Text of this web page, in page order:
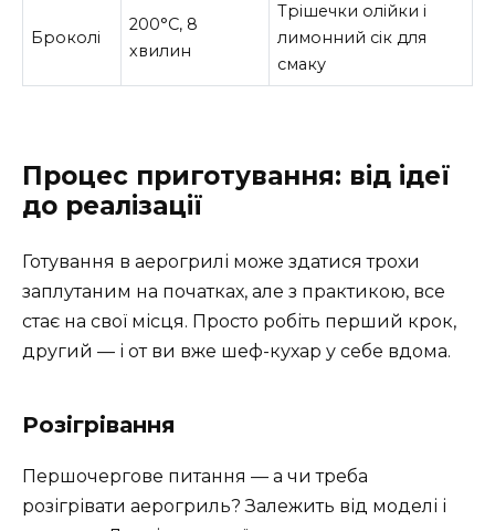
Броколі
200°C, 8
хвилин
Трішечки олійки і
лимонний сік для
смаку
Процес приготування: від ідеї
до реалізації
Готування в аерогрилі може здатися трохи
заплутаним на початках, але з практикою, все
стає на свої місця. Просто робіть перший крок,
другий — і от ви вже шеф-кухар у себе вдома.
Розігрівання
Першочергове питання — а чи треба
розігрівати аерогриль? Залежить від моделі і